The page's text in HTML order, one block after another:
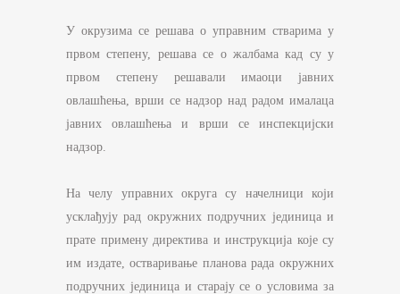
У окрузима се решава о управним стварима у
првом степену, решава се о жалбама кад су у
првом степену решавали имаоци јавних
овлашћења, врши се надзор над радом ималаца
јавних овлашћења и врши се инспекцијски
надзор.
На челу управних округа су начелници који
усклађују рад окружних подручних јединица и
прате примену директива и инструкција које су
им издате, остваривање планова рада окружних
подручних јединица и старају се о условима за